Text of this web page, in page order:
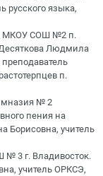
русского языка,
МКОУ СОШ №2 п.
Людмила
п.
№ 2
пения на
Борисовна, учитель
№ 3 г. Владивосток.
учитель ОРКСЭ,